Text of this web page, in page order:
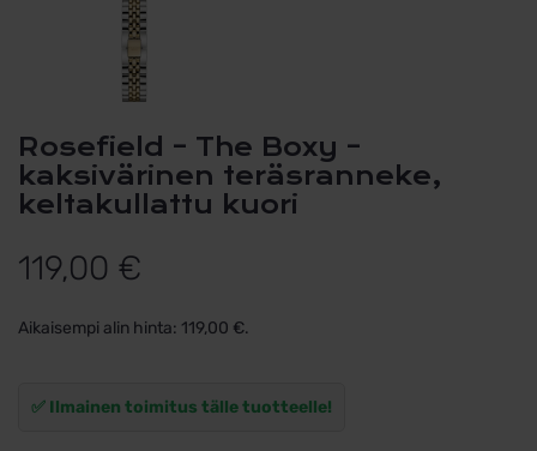
Rosefield – The Boxy –
kaksivärinen teräsranneke,
keltakullattu kuori
119,00 €
Aikaisempi alin hinta: 119,00 €.
✅ Ilmainen toimitus tälle tuotteelle!